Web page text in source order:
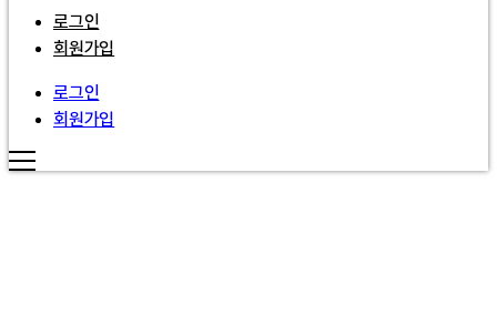
로그인
회원가입
로그인
회원가입